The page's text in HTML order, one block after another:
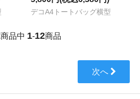
デコA4トートバッグ横型
商品中 1-12商品
次へ